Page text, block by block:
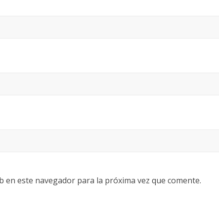
este navegador para la próxima vez que comente.